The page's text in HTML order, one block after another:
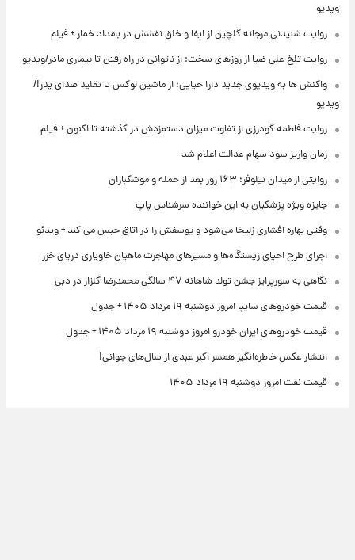
ویدیو
روایت شنیدنی مرجانه گلچین از ایفا و خلق نقشش در بامداد خمار + فیلم
روایت تلخ علی ضیا از روزهای سخت: از ناتوانی در راه رفتن تا بیماری مادر/ویدیو
واکنش ها به ویدیوی جدید دارا حیایی؛ از ماشین لوکس تا تقلید صدای پدر!/
ویدیو
روایت فاطمه گودرزی از تفاوت میزان دستمزدش در گذشته تا اکنون + فیلم
زمان واریز سود سهام عدالت اعلام شد
روایتی از میدان نیلوفر؛ ۱۶۳ روز بعد از حمله و موشکباران
جایزه ویژه پزشکیان به این خواننده سرشناس پاپ
وقتی بهاره افشاری زلیخا می‌شود و یوسفش را در اتاق حبس می کند + ویدئو
اجرای طرح احیای زیستگاه‌ها و مسیرهای مهاجرت ماهیان خاویاری دریای خزر
نگاهی به سورپرایز جشن تولد شاهانه ۴۷ سالگی محمدرضا گلزار در دبی
قیمت خودروهای سایپا امروز دوشنبه ۱۹ مرداد ۱۴۰۵ + جدول
قیمت خودروهای ایران خودرو امروز دوشنبه ۱۹ مرداد ۱۴۰۵ + جدول
انتشار عکس خاطره‌انگیز همسر اکبر عبدی از سال‌های جوانی!
قیمت نفت امروز دوشنبه ۱۹ مرداد ۱۴۰۵